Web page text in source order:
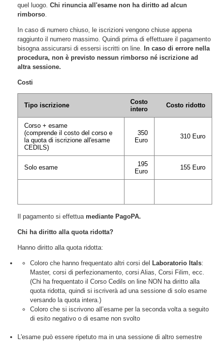
quel luogo. Chi rinuncia all'esame non ha diritto ad alcun
rimborso
In caso di numero chiuso, le iscrizioni vengono chiuse appena
raggiunto il numero massimo. Quindi prima di effettuare il pagamento
bisogna assicurarsi di essersi iscritti on line.
In caso di errore nella
procedura, non è previsto nessun rimborso né iscrizione ad
altra sessione.
Costi
Tipo iscrizione
Costo
intero
Costo ridotto
Corso + esame
(comprende il costo del corso e
la quota di iscrizione all'esame
CEDILS)
350
Euro
310 Euro
Solo esame
195
Euro
155 Euro
Il pagamento si effettua mediante PagoPA.
Chi ha diritto alla quota ridotta?
Hanno diritto alla quota ridotta:
Coloro che hanno frequentato altri corsi del Laboratorio Itals:
Master, corsi di perfezionamento, corsi Alias, Corsi Filim, ecc.
(Chi ha frequentato il Corso Cedils on line NON ha diritto alla
quota ridotta, quindi si iscriverà ad una sessione di solo esame
versando la quota intera.)
Coloro che si iscrivono all’esame per la seconda volta a seguito
di esito negativo o di esame non svolto
L'esame può essere ripetuto ma in una sessione di altro semestre